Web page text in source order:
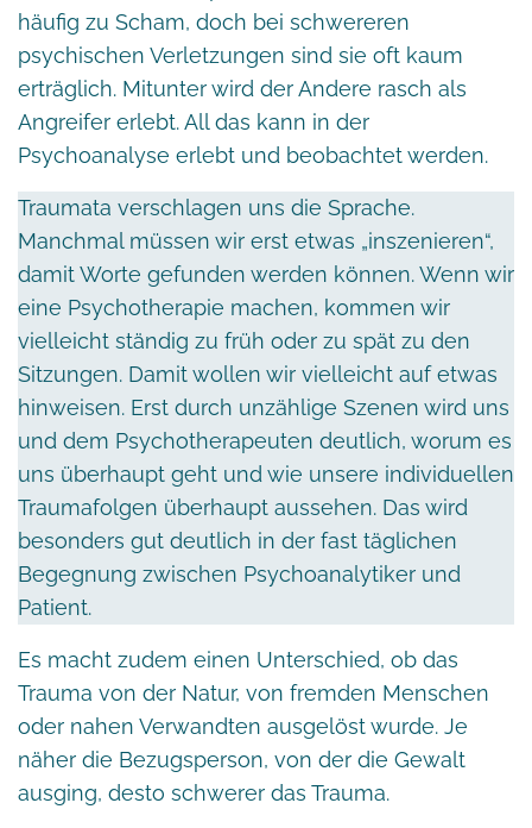
häufig zu Scham, doch bei schwereren
psychischen Verletzungen sind sie oft kaum
erträglich. Mitunter wird der Andere rasch als
Angreifer erlebt. All das kann in der
Psychoanalyse erlebt und beobachtet werden.
Traumata verschlagen uns die Sprache.
Manchmal müssen wir erst etwas „inszenieren“,
damit Worte gefunden werden können. Wenn wir
eine Psychotherapie machen, kommen wir
vielleicht ständig zu früh oder zu spät zu den
Sitzungen. Damit wollen wir vielleicht auf etwas
hinweisen. Erst durch unzählige Szenen wird uns
und dem Psychotherapeuten deutlich, worum es
uns überhaupt geht und wie unsere individuellen
Traumafolgen überhaupt aussehen. Das wird
besonders gut deutlich in der fast täglichen
Begegnung zwischen Psychoanalytiker und
Patient.
Es macht zudem einen Unterschied, ob das
Trauma von der Natur, von fremden Menschen
oder nahen Verwandten ausgelöst wurde. Je
näher die Bezugsperson, von der die Gewalt
ausging, desto schwerer das Trauma.